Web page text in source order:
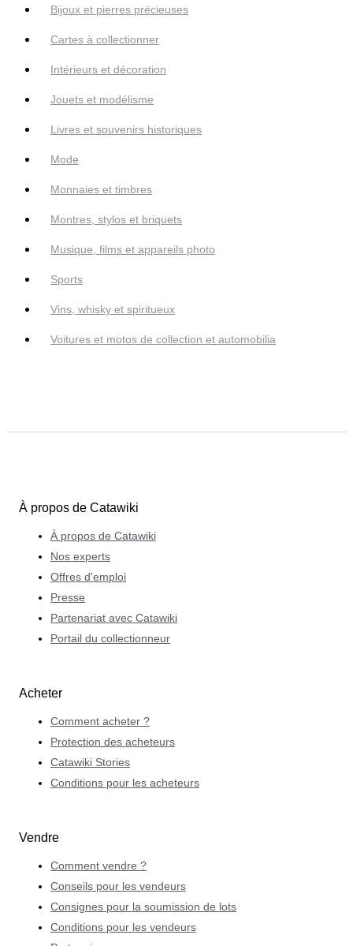
Bijoux et pierres précieuses
Cartes à collectionner
Intérieurs et décoration
Jouets et modélisme
Livres et souvenirs historiques
Mode
Monnaies et timbres
Montres, stylos et briquets
Musique, films et appareils photo
Sports
Vins, whisky et spiritueux
Voitures et motos de collection et automobilia
À propos de Catawiki
À propos de Catawiki
Nos experts
Offres d'emploi
Presse
Partenariat avec Catawiki
Portail du collectionneur
Acheter
Comment acheter ?
Protection des acheteurs
Catawiki Stories
Conditions pour les acheteurs
Vendre
Comment vendre ?
Conseils pour les vendeurs
Consignes pour la soumission de lots
Conditions pour les vendeurs